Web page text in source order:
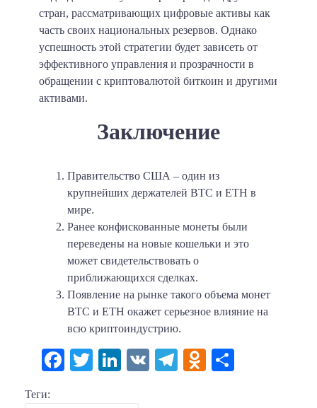
стран, рассматривающих цифровые активы как
часть своих национальных резервов. Однако
успешность этой стратегии будет зависеть от
эффективного управления и прозрачности в
обращении с криптовалютой биткоин и другими
активами.
Заключение
Правительство США – один из
крупнейших держателей BTC и ETH в
мире.
Ранее конфискованные монеты были
переведены на новые кошельки и это
может свидетельствовать о
приближающихся сделках.
Появление на рынке такого объема монет
BTC и ETH окажет серьезное влияние на
всю криптоиндустрию.
Facebook
TwitterLinkedIn
VK Telegram
Теги: